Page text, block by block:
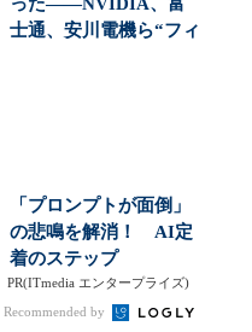
士通、安川電機ら“フィ
「プロンプトが面倒」
の悲鳴を解消！ AI定
着のステップ
PR(ITmedia エンタープライズ)
Recommended by